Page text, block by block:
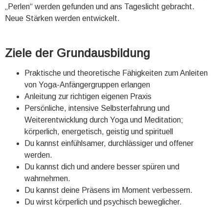
„Perlen“ werden gefunden und ans Tageslicht gebracht.
Neue Stärken werden entwickelt.
Ziele der Grundausbildung
Praktische und theoretische Fähigkeiten zum Anleiten
von Yoga-Anfängergruppen erlangen
Anleitung zur richtigen eigenen Praxis
Persönliche, intensive Selbsterfahrung und
Weiterentwicklung durch Yoga und Meditation;
körperlich, energetisch, geistig und spirituell
Du kannst einfühlsamer, durchlässiger und offener
werden.
Du kannst dich und andere besser spüren und
wahrnehmen.
Du kannst deine Präsens im Moment verbessern.
Du wirst körperlich und psychisch beweglicher.